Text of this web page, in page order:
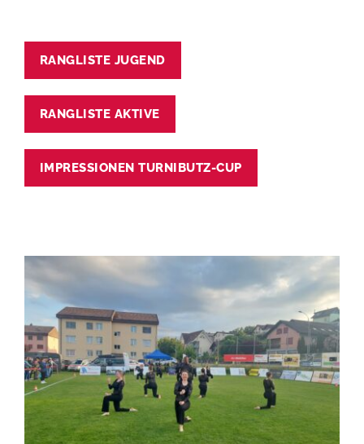
RANGLISTE JUGEND
RANGLISTE AKTIVE
IMPRESSIONEN TURNIBUTZ-CUP